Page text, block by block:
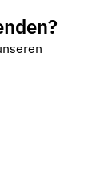
in